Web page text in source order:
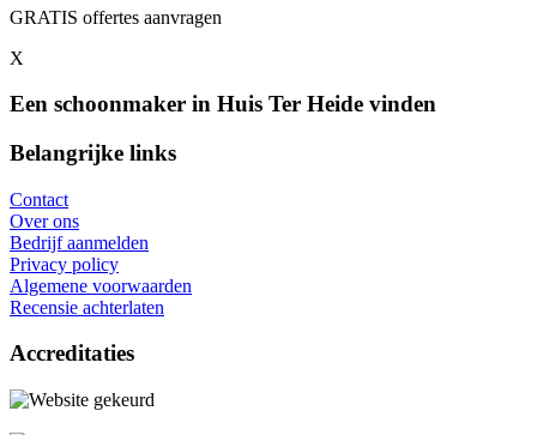
GRATIS offertes aanvragen
X
Een schoonmaker in Huis Ter Heide vinden
Belangrijke links
Contact
Over ons
Bedrijf aanmelden
Privacy policy
Algemene voorwaarden
Recensie achterlaten
Accreditaties